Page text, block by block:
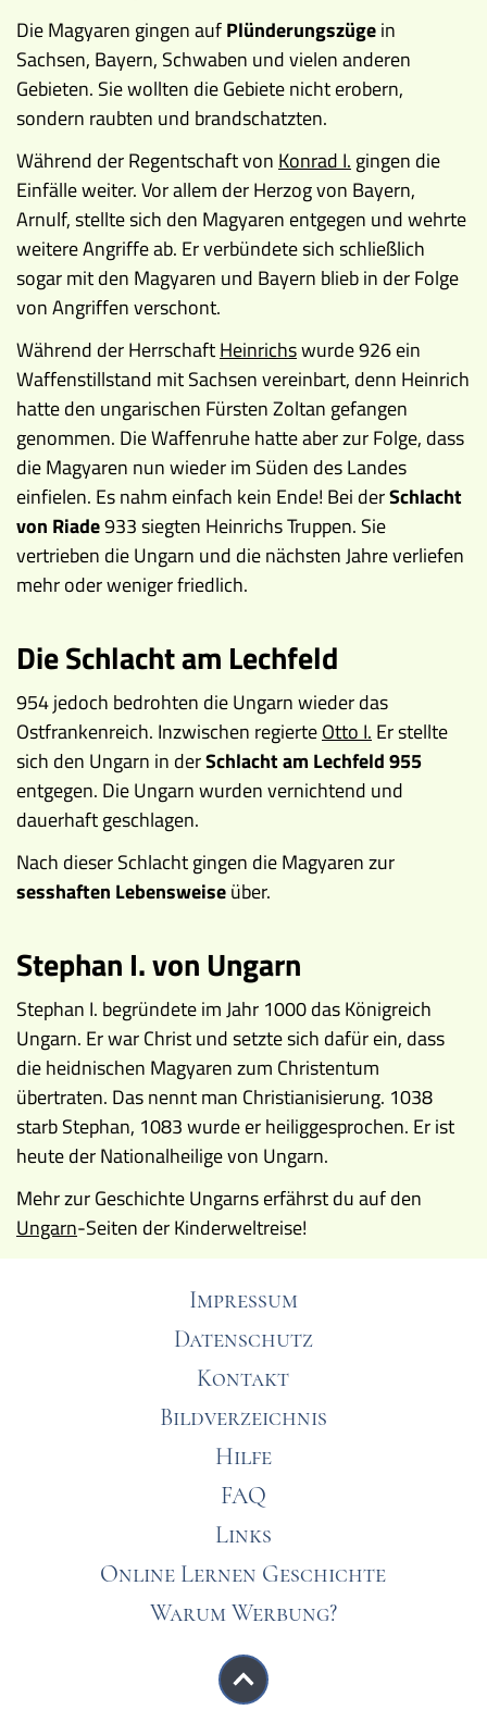
Die Magyaren gingen aufPlünderungszügein
Sachsen, Bayern, Schwaben und vielen anderen
Gebieten. Sie wollten die Gebiete nicht erobern,
sondern raubten und brandschatzten.
Während der Regentschaft von Konrad I. gingen die
Einfälle weiter. Vor allem der Herzog von Bayern,
Arnulf, stellte sich den Magyaren entgegen und wehrte
weitere Angriffe ab. Er verbündete sich schließlich
sogar mit den Magyaren und Bayern blieb in der Folge
von Angriffen verschont.
Während der HerrschaftHeinrichswurde 926 ein
Waffenstillstand mit Sachsen vereinbart, denn Heinrich
hatte den ungarischen Fürsten Zoltan gefangen
genommen. Die Waffenruhe hatte aber zur Folge, dass
die Magyaren nun wieder im Süden des Landes
einfielen. Es nahm einfach kein Ende! Bei derSchlacht
von Riade933 siegten Heinrichs Truppen. Sie
vertrieben die Ungarn und die nächsten Jahre verliefen
mehr oder weniger friedlich.
Die Schlacht am Lechfeld
954 jedoch bedrohten die Ungarn wieder das
Ostfrankenreich. Inzwischen regierteOtto I. Er stellte
sich den Ungarn in derSchlacht am Lechfeld 955
entgegen. Die Ungarn wurden vernichtend und
dauerhaft geschlagen.
Nach dieser Schlacht gingen die Magyaren zur
sesshaften Lebensweiseüber.
Stephan I. von Ungarn
Stephan I. begründete im Jahr 1000 das Königreich
Ungarn. Er war Christ und setzte sich dafür ein, dass
die heidnischen Magyaren zum Christentum
übertraten. Das nennt man Christianisierung. 1038
starb Stephan, 1083 wurde er heiliggesprochen. Er ist
heute der Nationalheilige von Ungarn.
Mehr zur Geschichte Ungarns erfährst du auf den
Ungarn-Seiten der Kinderweltreise!
Impressum
Datenschutz
Kontakt
Bildverzeichnis
Hilfe
FAQ
Links
Online Lernen Geschichte
Warum Werbung?